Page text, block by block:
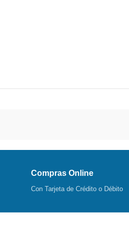
Compras Online
Con Tarjeta de Crédito o Débito